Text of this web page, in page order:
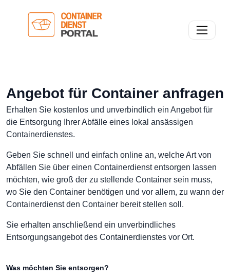
Toggle
Angebot für Container anfragen
Erhalten Sie kostenlos und unverbindlich ein Angebot für
die Entsorgung Ihrer Abfälle eines lokal ansässigen
Containerdienstes.
Geben Sie schnell und einfach online an, welche Art von
Abfällen Sie über einen Containerdienst entsorgen lassen
möchten, wie groß der zu stellende Container sein muss,
wo Sie den Container benötigen und vor allem, zu wann der
Containerdienst den Container bereit stellen soll.
Sie erhalten anschließend ein unverbindliches
Entsorgungsangebot des Containerdienstes vor Ort.
Was möchten Sie entsorgen?